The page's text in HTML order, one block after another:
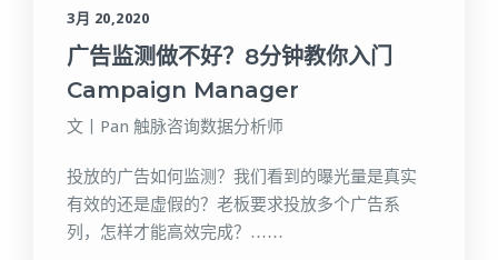
3月 20,2020
广告监测做不好？8分钟教你入门
Campaign Manager
文丨Pan 触脉咨询数据分析师
投放的广告如何监测？我们看到的曝光量是真实
有效的还是虚假的？老板要求投放多个广告系
列，怎样才能高效完成？……